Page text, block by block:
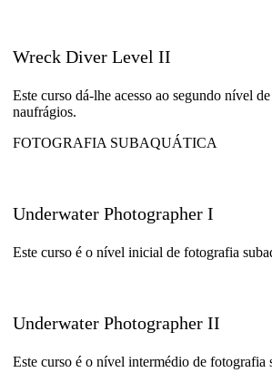
Wreck Diver Level II
Este curso dá-lhe acesso ao segundo nível
naufrágios.
FOTOGRAFIA SUBAQUÁTICA
Underwater Photographer I
Este curso é o nível inicial de fotografia
Underwater Photographer II
Este curso é o nível intermédio de fotografia